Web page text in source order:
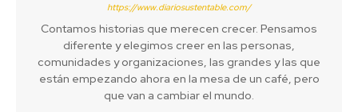
https://www.diariosustentable.com/
Contamos historias que merecen crecer. Pensamos
diferente y elegimos creer en las personas,
comunidades y organizaciones, las grandes y las que
están empezando ahora en la mesa de un café, pero
que van a cambiar el mundo.